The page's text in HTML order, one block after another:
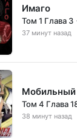
Имаго
Том 1 Глава 3
37 минут назад
Мобильный
Том 4 Глава
38 минут назад